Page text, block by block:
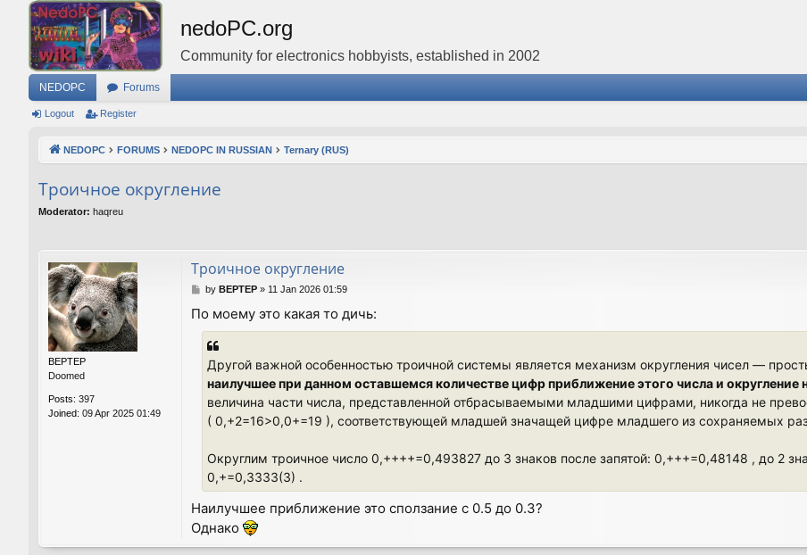
nedoPC.org
Community for electronics hobbyists, established in 2002
NEDOPC Forums
Logout Register
NEDOPC FORUMS NEDOPC IN RUSSIAN Ternary (RUS)
Троичное округление
Moderator: haqreu
BEPTEP
Doomed
Posts: 397
Joined: 09 Apr 2025 01:49
Троичное округление
P
s
t
by BEPTEP» 11 Jan 2026 01:59
По моему это какая то дичь:
Другой важной особенностью троичной системы является механизм округления чисел —
наилучшее при данном оставшемся количестве цифр приближение этого числа и округление
величина части числа, представленной отбрасываемыми младшими цифрами, никогда не
( 0,+2=16>0,0+=19 ), соответствующей младшей значащей цифре младшего из сохраняемых
Округлим троичное число 0,++++=0,493827 до 3 знаков после запятой: 0,+++=0,48148 , до 2
0,+=0,3333(3) .
Наилучшее приближение это сползание с 0.5 до 0.3?
Однако